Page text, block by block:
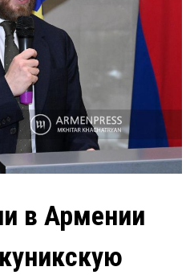
в Армении